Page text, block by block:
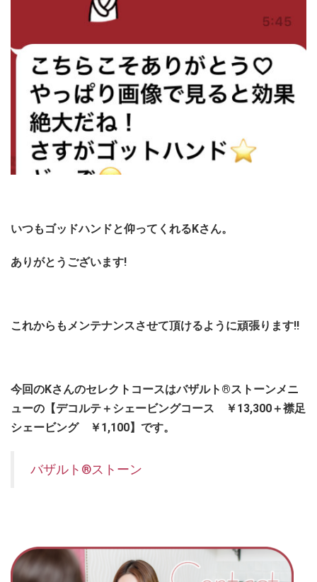
いつもゴッドハンドと仰ってくれるKさん。
ありがとうございます!
これからもメンテナンスさせて頂けるように頑張ります!!
今回のKさんのセレクトコースはバザルト®ストーンメニ
ューの【デコルテ＋シェービングコース ￥13,300＋襟足
シェービング ￥1,100】です。
バザルト®ストーン